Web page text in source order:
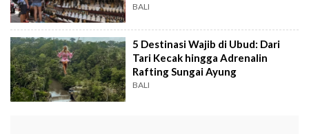
BALI
5 Destinasi Wajib di Ubud: Dari
Tari Kecak hingga Adrenalin
Rafting Sungai Ayung
BALI